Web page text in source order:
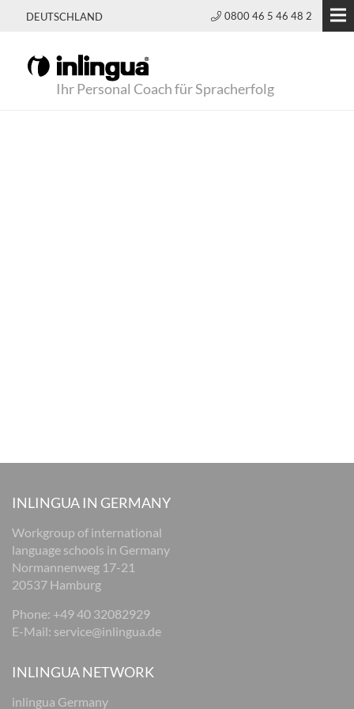
DEUTSCHLAND 0800 46 5 46 48 2
Ihr Personal Coach für Spracherfolg
INLINGUA IN GERMANY
Workgroup of international
language schools in Germany
Normannenweg 17-21
20537 Hamburg
Phone: +49 40 32082929
E-Mail: service@inlingua.de
INLINGUA NETWORK
inlingua Germany